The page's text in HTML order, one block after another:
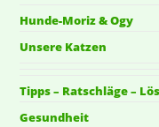
Hunde-Moriz & Ogy
Unsere Katzen
Tipps – Ratschläge –
Gesundheit